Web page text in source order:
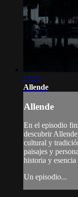
17:55
Allende
Allende
En el episodio
descubrir
cultural y
paisajes y
historia y
Un episodio...